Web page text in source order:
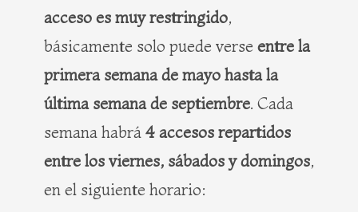
acceso es muy restringido,
básicamente solo puede verse entre la
primera semana de mayo hasta la
última semana de septiembre. Cada
semana habrá 4 accesos repartidos
entre los viernes, sábados y domingos,
en el siguiente horario: